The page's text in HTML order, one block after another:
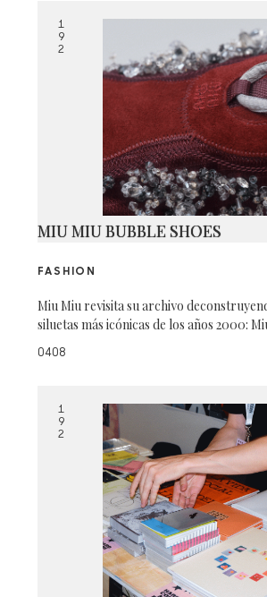
1
9
2
MIU MIU BUBBLE SHOES
FASHION
Miu Miu revisita su archivo
siluetas más icónicas de los años 2000:
0408
1
9
2